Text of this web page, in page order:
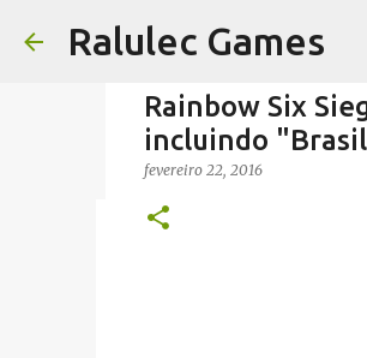
Ralulec Games
Rainbow Six
incluindo
fevereiro 22, 2016